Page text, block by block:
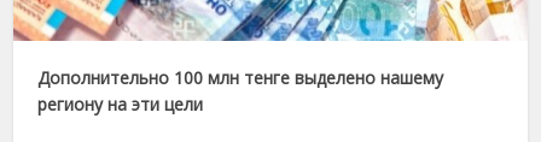
Дополнительно 100 млн тенге выделено нашему
региону на эти цели